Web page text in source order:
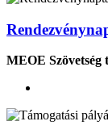
MEOE Szövetség